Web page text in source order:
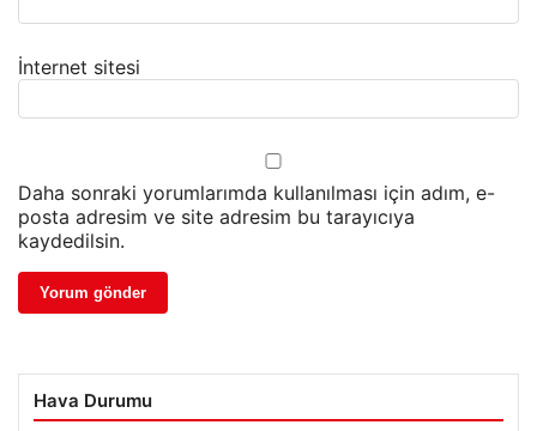
İnternet sitesi
Daha sonraki yorumlarımda kullanılması için adım, e-
posta adresim ve site adresim bu tarayıcıya
kaydedilsin.
Hava Durumu